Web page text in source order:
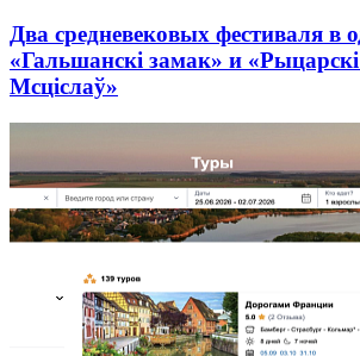
Два средневековых фестиваля в
«Гальшанскі замак» и «Рыцарскі
Мсціслаў»